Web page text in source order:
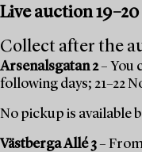
Live auction
Collect after the
Arsenalsgatan 2– You
following days; 21–22
No pickup is available
Västberga Allé 3–